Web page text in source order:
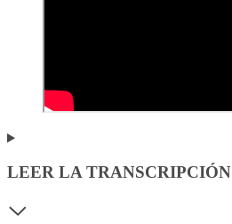
LEER LA TRANSCRIPCIÓN